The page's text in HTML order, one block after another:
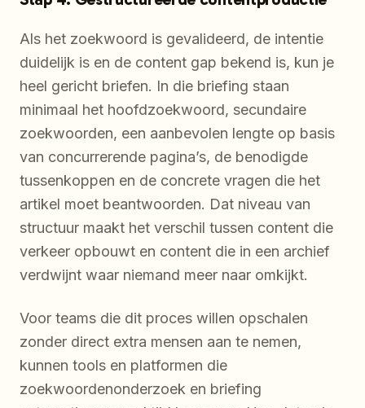
Als het zoekwoord is gevalideerd, de intentie
duidelijk is en de content gap bekend is, kun je
heel gericht briefen. In die briefing staan
minimaal het hoofdzoekwoord, secundaire
zoekwoorden, een aanbevolen lengte op basis
van concurrerende pagina’s, de benodigde
tussenkoppen en de concrete vragen die het
artikel moet beantwoorden. Dat niveau van
structuur maakt het verschil tussen content die
verkeer opbouwt en content die in een archief
verdwijnt waar niemand meer naar omkijkt.
Voor teams die dit proces willen opschalen
zonder direct extra mensen aan te nemen,
kunnen tools en platformen die
zoekwoordenonderzoek en briefing